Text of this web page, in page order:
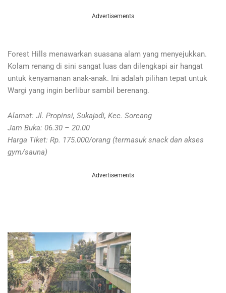
Advertisements
Forest Hills menawarkan suasana alam yang menyejukkan.
Kolam renang di sini sangat luas dan dilengkapi air hangat
untuk kenyamanan anak-anak. Ini adalah pilihan tepat untuk
Wargi yang ingin berlibur sambil berenang.
Alamat: Jl. Propinsi, Sukajadi, Kec. Soreang
Jam Buka: 06.30 – 20.00
Harga Tiket: Rp. 175.000/orang (termasuk snack dan akses
gym/sauna)
Advertisements